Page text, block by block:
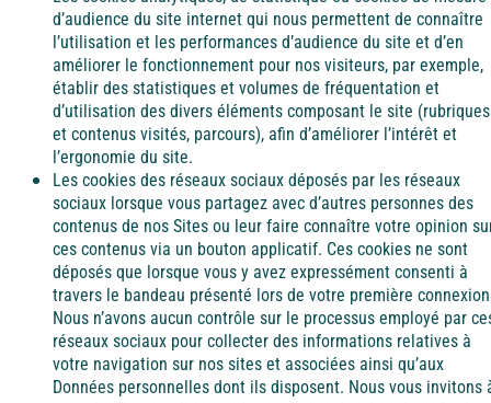
d’audience du site internet qui nous permettent de connaître
l’utilisation et les performances d’audience du site et d’en
améliorer le fonctionnement pour nos visiteurs, par exemple,
établir des statistiques et volumes de fréquentation et
d’utilisation des divers éléments composant le site (rubriques
et contenus visités, parcours), afin d’améliorer l’intérêt et
l’ergonomie du site.
Les cookies des réseaux sociaux déposés par les réseaux
sociaux lorsque vous partagez avec d’autres personnes des
contenus de nos Sites ou leur faire connaître votre opinion
ces contenus via un bouton applicatif. Ces cookies ne sont
déposés que lorsque vous y avez expressément consenti à
travers le bandeau présenté lors de votre première
Nous n’avons aucun contrôle sur le processus employé par
réseaux sociaux pour collecter des informations relatives à
votre navigation sur nos sites et associées ainsi qu’aux
Données personnelles dont ils disposent. Nous vous invitons